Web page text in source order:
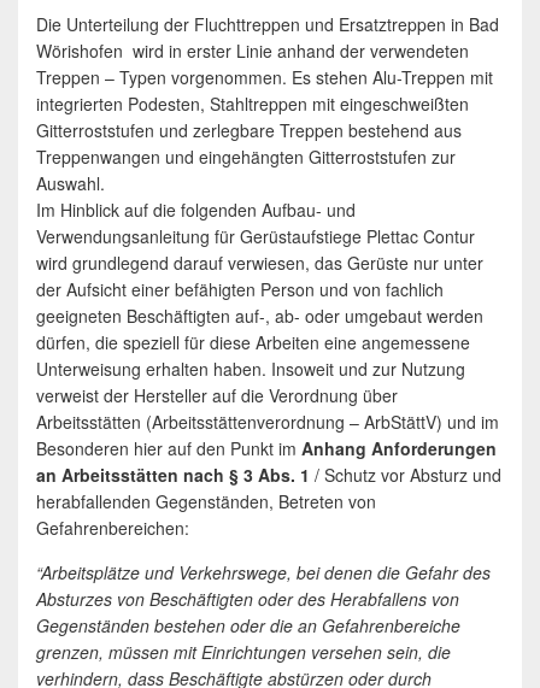
Die Unterteilung der Fluchttreppen und Ersatztreppen in Bad
Wörishofen wird in erster Linie anhand der verwendeten
Treppen – Typen vorgenommen. Es stehen Alu-Treppen mit
integrierten Podesten, Stahltreppen mit eingeschweißten
Gitterroststufen und zerlegbare Treppen bestehend aus
Treppenwangen und eingehängten Gitterroststufen zur
Auswahl.
Im Hinblick auf die folgenden Aufbau- und
Verwendungsanleitung für Gerüstaufstiege Plettac Contur
wird grundlegend darauf verwiesen, das Gerüste nur unter
der Aufsicht einer befähigten Person und von fachlich
geeigneten Beschäftigten auf-, ab- oder umgebaut werden
dürfen, die speziell für diese Arbeiten eine angemessene
Unterweisung erhalten haben. Insoweit und zur Nutzung
verweist der Hersteller auf die Verordnung über
Arbeitsstätten (Arbeitsstättenverordnung – ArbStättV) und im
Besonderen hier auf den Punkt im Anhang Anforderungen
an Arbeitsstätten nach § 3 Abs. 1 / Schutz vor Absturz und
herabfallenden Gegenständen, Betreten von
Gefahrenbereichen:
“Arbeitsplätze und Verkehrswege, bei denen die Gefahr des
Absturzes von Beschäftigten oder des Herabfallens von
Gegenständen bestehen oder die an Gefahrenbereiche
grenzen, müssen mit Einrichtungen versehen sein, die
verhindern, dass Beschäftigte abstürzen oder durch